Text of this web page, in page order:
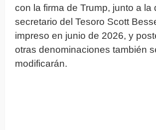
con la firma de Trump, junto a la
secretario del Tesoro Scott
impreso en junio de 2026, y
otras denominaciones también
modificarán.